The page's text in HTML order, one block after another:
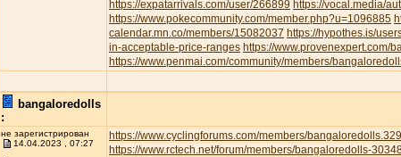
https://expatarrivals.com/user/266899 https://vocal.media/
https://www.pokecommunity.com/member.php?u=1096885
calendar.mn.co/members/15082037 https://hypothes.is/
in-acceptable-price-ranges https://www.provenexpert.com/
https://www.penmai.com/community/members/
bangaloredolls
:
не зарегистрирован
14.04.2023 , 07:27
https://www.cyclingforums.com/members/
https://www.rctech.net/forum/members/bangaloredolls-